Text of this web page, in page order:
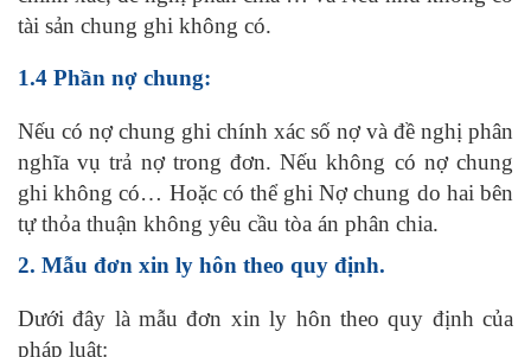
tài sản chung ghi không có.
1.4 Phần nợ chung:
Nếu có nợ chung ghi chính xác số nợ và đề nghị phân
nghĩa vụ trả nợ trong đơn. Nếu không có nợ chung
ghi không có… Hoặc có thể ghi Nợ chung do hai bên
tự thỏa thuận không yêu cầu tòa án phân chia.
2. Mẫu đơn xin ly hôn theo quy định.
Dưới đây là mẫu đơn xin ly hôn theo quy định của
pháp luật: